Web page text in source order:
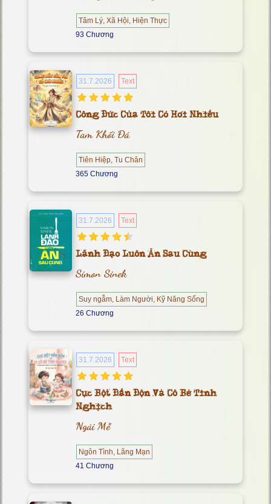
Tâm Lý, Xã Hội, Hiện Thực
93 Chương
31.7.2026 Text
Công Đức Của Tôi Có Hơi Nhiều
Tam Khối Đá
Tiên Hiệp, Tu Chân
365 Chương
31.7.2026 Text
Lãnh Đạo Luôn Ăn Sau Cùng
Simon Sinek
Suy ngẫm, Làm Người, Kỹ Năng Sống
26 Chương
31.7.2026 Text
Cục Bột Đần Độn Và Cô Bé Tinh
Nghịch
Ngải Mễ
Ngôn Tình, Lãng Mạn
41 Chương